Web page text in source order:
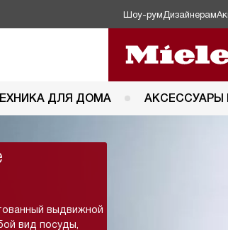
Шоу-рум Дизайнерам
ДЛЯ ДОМА АКСЕССУАРЫ
выдвижной
вид посуды,